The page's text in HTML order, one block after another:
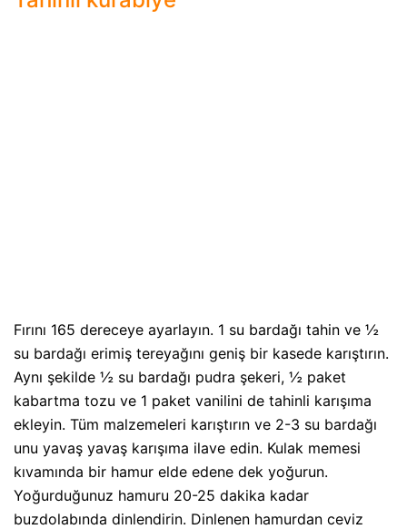
Fırını 165 dereceye ayarlayın. 1 su bardağı tahin ve ½
su bardağı erimiş tereyağını geniş bir kasede karıştırın.
Aynı şekilde ½ su bardağı pudra şekeri, ½ paket
kabartma tozu ve 1 paket vanilini de tahinli karışıma
ekleyin. Tüm malzemeleri karıştırın ve 2-3 su bardağı
unu yavaş yavaş karışıma ilave edin. Kulak memesi
kıvamında bir hamur elde edene dek yoğurun.
Yoğurduğunuz hamuru 20-25 dakika kadar
buzdolabında dinlendirin. Dinlenen hamurdan ceviz